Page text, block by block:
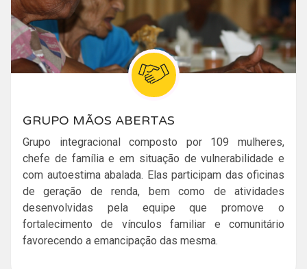
GRUPO MÃOS ABERTAS
Grupo integracional composto por 109 mulheres,
chefe de família e em situação de vulnerabilidade e
com autoestima abalada. Elas participam das oficinas
de geração de renda, bem como de atividades
desenvolvidas pela equipe que promove o
fortalecimento de vínculos familiar e comunitário
favorecendo a emancipação das mesma.